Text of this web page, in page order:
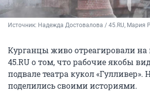
Источник: Надежда Достовалова / 45.RU, Мария
Курганцы живо отреагировали
45.RU о том, что рабочие якобы
подвале театра кукол «Гулливер».
поделились своими историями.